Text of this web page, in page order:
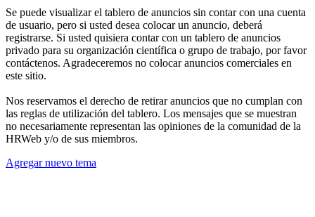
Se puede visualizar el tablero de anuncios sin contar con una cuenta
de usuario, pero si usted desea colocar un anuncio, deberá
registrarse. Si usted quisiera contar con un tablero de anuncios
privado para su organización científica o grupo de trabajo, por favor
contáctenos. Agradeceremos no colocar anuncios comerciales en
este sitio.
Nos reservamos el derecho de retirar anuncios que no cumplan con
las reglas de utilización del tablero. Los mensajes que se muestran
no necesariamente representan las opiniones de la comunidad de la
HRWeb y/o de sus miembros.
Agregar nuevo tema